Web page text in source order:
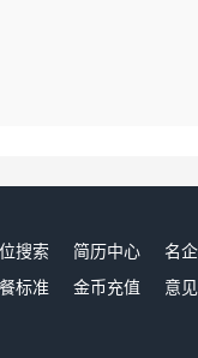
搜索 简历中心 名
标准
金币充值 意